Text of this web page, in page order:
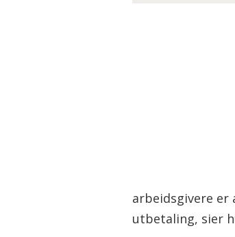
arbeidsgivere er
utbetaling, sier